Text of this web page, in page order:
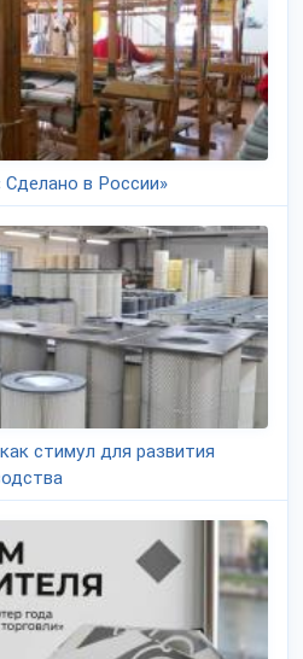
в России»
стимул для развития